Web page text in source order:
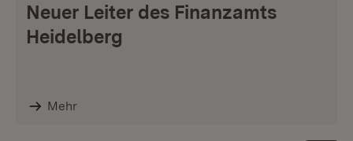
Neuer Leiter des Finanzamts
Heidelberg
Mehr